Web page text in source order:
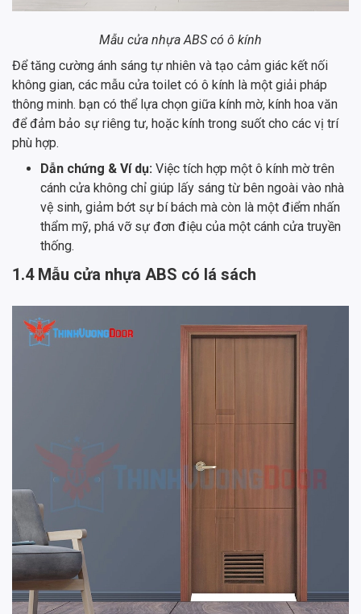
Mẫu cửa nhựa ABS có ô kính
Để tăng cường ánh sáng tự nhiên và tạo cảm giác kết nối
không gian, các mẫu cửa toilet có ô kính là một giải pháp
thông minh. bạn có thể lựa chọn giữa kính mờ, kính hoa văn
để đảm bảo sự riêng tư, hoặc kính trong suốt cho các vị trí
phù hợp.
Dẫn chứng & Ví dụ: Việc tích hợp một ô kính mờ trên
cánh cửa không chỉ giúp lấy sáng từ bên ngoài vào nhà
vệ sinh, giảm bớt sự bí bách mà còn là một điểm nhấn
thẩm mỹ, phá vỡ sự đơn điệu của một cánh cửa truyền
thống.
1.4 Mẫu cửa nhựa ABS có lá sách